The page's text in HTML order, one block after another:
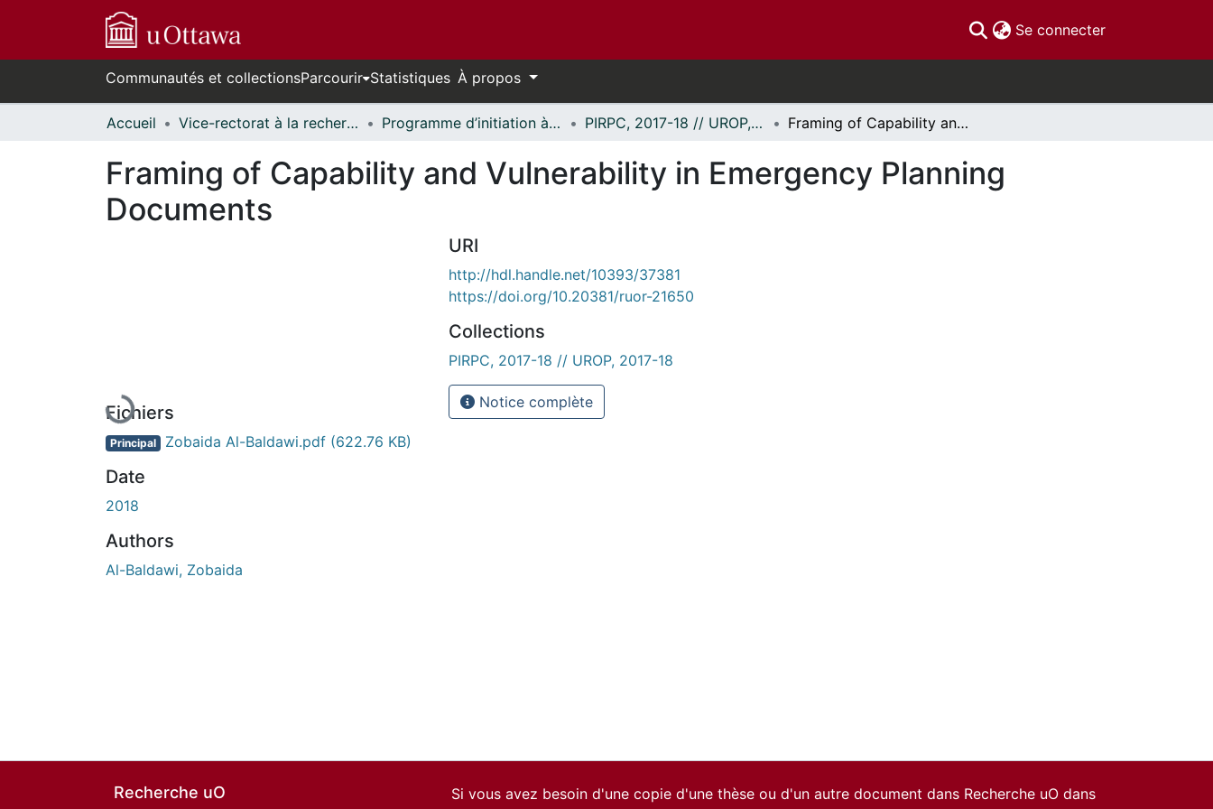
Se connecter(current)
Communautés et collectionsParcourir Statistiques À propos
Accueil Vice-rectorat à la recherche // Office of the V-P, Research Programme d’initiation à la recherche au premier cycle (PIRPC) // Undergraduate Research Opportunity Program (UROP) PIRPC, 2017-18 // UROP, 2017-18 Framing of Capability and Vulnerability in Emergency Planning Documents
Framing of Capability and Vulnerability in Emergency Planning
Documents
En cours de chargement...
Fichiers
Principal Zobaida Al-Baldawi.pdf (622.76 KB)
Date
2018
Authors
Al-Baldawi, Zobaida
URI
http://hdl.handle.net/10393/37381
https://doi.org/10.20381/ruor-21650
Collections
PIRPC, 2017-18 // UROP, 2017-18
Notice complète
Recherche uO
Si vous avez besoin d'une copie d'une thèse ou d'un autre document dans Recherche uO dans